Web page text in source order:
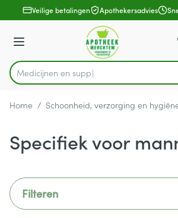
Ga naar de inhoud
1 van 1Veilige betalingen Apothekersadvies
Menu
Product, merk, categorie...
M
Home / Schoonheid, verzorging en
Specifiek voor
Filteren